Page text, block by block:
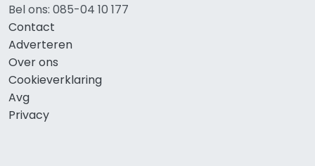
Bel ons: 085-04 10 177
Contact
Adverteren
Over ons
Cookieverklaring
Avg
Privacy